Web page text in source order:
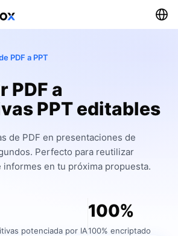
PDF a PPT
PDF a
PPT editables
de PDF en presentaciones de
Perfecto para reutilizar
en tu próxima propuesta.
potenciada por IA
100%
100% encriptado